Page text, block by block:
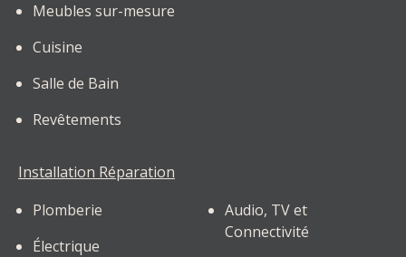
Meubles sur-mesure
Cuisine
Salle de Bain
Revêtements
Installation Réparation
Plomberie
Électrique
Audio, TV et
Connectivité